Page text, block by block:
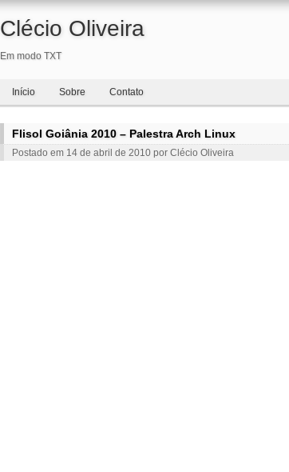
Clécio Oliveira
Em modo TXT
Início Sobre Contato
Flisol Goiânia 2010 – Palestra Arch Linux
Postado em 14 de abril de 2010 por Clécio Oliveira